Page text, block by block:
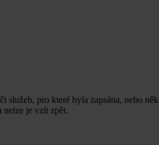
služeb, pro které byla zapsána, nebo
nelze je vzít zpět.